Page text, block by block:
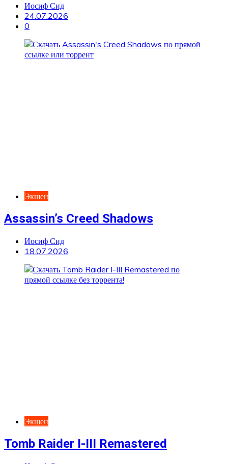
Иосиф Сид
24.07.2026
0
Экшен
Assassin’s Creed Shadows
Иосиф Сид
18.07.2026
Экшен
Tomb Raider I-III Remastered